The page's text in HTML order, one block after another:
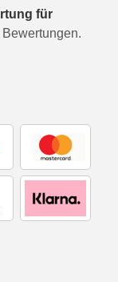
für
Bewertungen.